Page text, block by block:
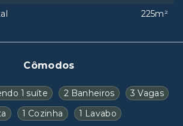
Cômodos
1 suíte 2 Banheiros
3 Vagas
1 Cozinha
1 Lavabo
225m²